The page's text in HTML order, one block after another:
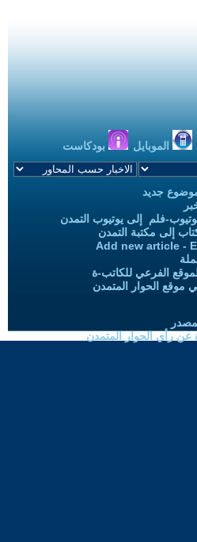
الموبايل بودكاست
جديد
فلم إلى يوتيوب التمدن
إلى مكتبة التمدن
Add new article -
الفرعي للكاتب-ة
موقع الحوار المتمدن
عن رأي الحوار المتمدن